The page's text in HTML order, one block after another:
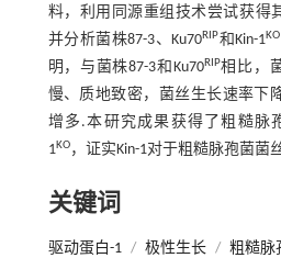
料，利用同源重组技术尝试获得
并分析菌株87-3、Ku70RIP和Kin-1KO
明，与菌株87-3和Ku70RIP相比，
慢、质地致密，菌丝生长速率下
增多.本研究成果获得了粗糙脉
1KO，证实Kin-1对于粗糙脉孢菌菌
关键词
驱动蛋白-1 / 极性生长 / 粗糙脉